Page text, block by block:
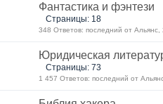
Фантастика и фэнтези
Страницы: 18
348 Ответов: последний от
Юридическая
Страницы: 73
1 457 Ответов: последний от